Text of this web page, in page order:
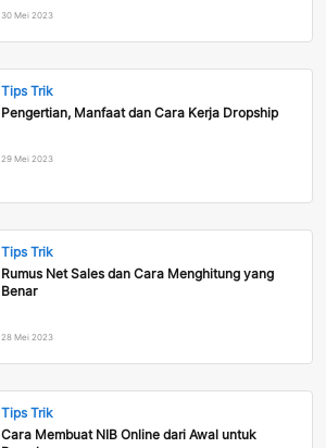
30 Mei 2023
Tips Trik
Pengertian, Manfaat dan Cara Kerja Dropship
29 Mei 2023
Tips Trik
Rumus Net Sales dan Cara Menghitung yang
Benar
28 Mei 2023
Tips Trik
Cara Membuat NIB Online dari Awal untuk